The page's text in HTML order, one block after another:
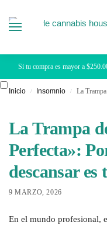
Si tu compra es mayor a
Inicio / Insomnio / La Trampa de
La Trampa
Perfecta»:
descansar
9 MARZO, 2026
En el mundo profesional,